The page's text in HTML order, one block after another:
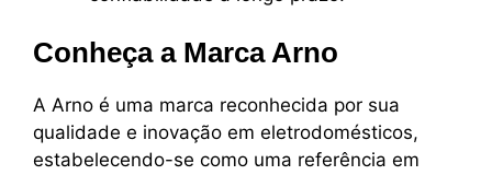
Conheça a Marca Arno
A Arno é uma marca reconhecida por sua
qualidade e inovação em eletrodomésticos,
estabelecendo-se como uma referência em